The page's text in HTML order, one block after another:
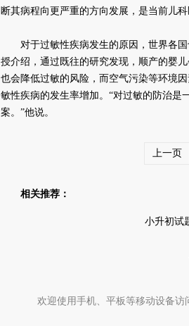
断其病程向更严重的方向发展，是当前儿科
对于过敏性疾病发生的原因，世界各国
授介绍，通过既往的研究发现，顺产的婴
也会降低过敏的风险，而空气污染等环境
敏性疾病的发生率增加。“对过敏的防治是
案。”他说。
上一页
相关推荐：
小升初试
欢迎使用手机、平板等移动设备访